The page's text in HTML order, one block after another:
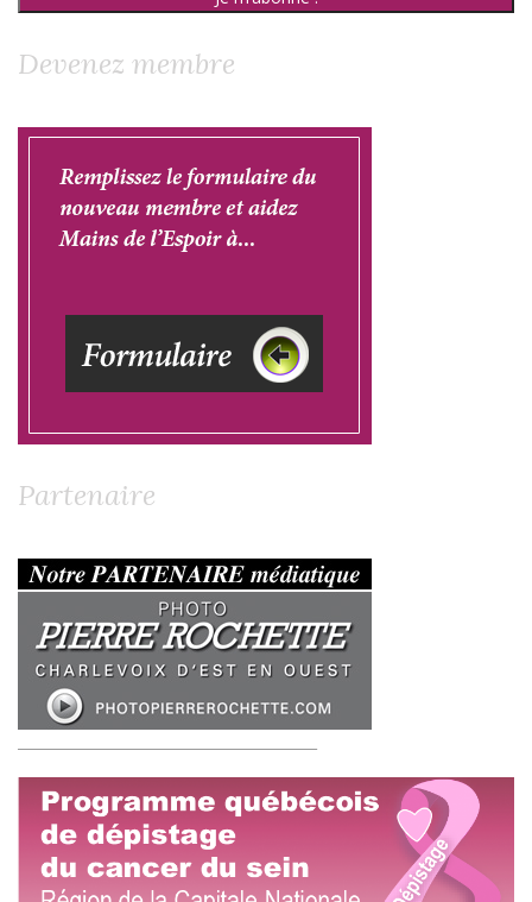
Devenez membre
Partenaire